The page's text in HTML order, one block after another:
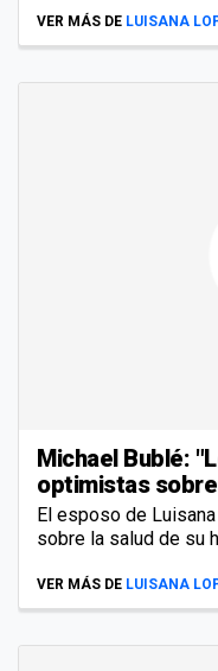
VER MÁS DE LUISANA
Michael Bublé:
optimistas
El esposo de
sobre la salud de su
VER MÁS DE LUISANA